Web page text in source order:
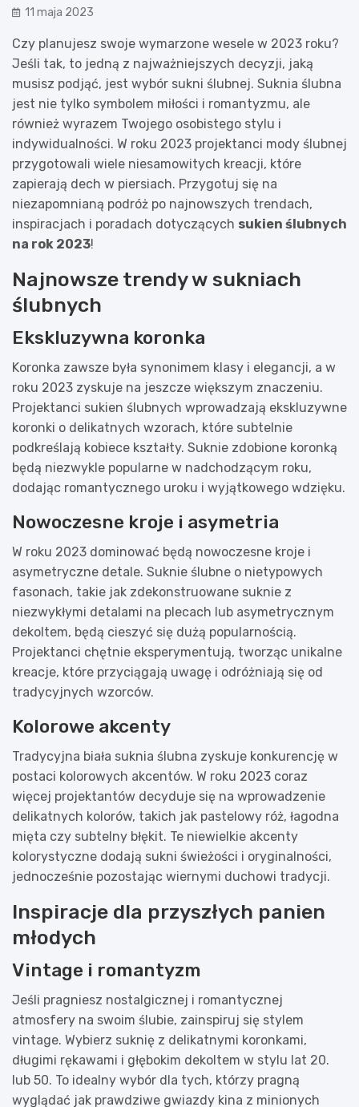
11 maja 2023
Czy planujesz swoje wymarzone wesele w 2023 roku?
Jeśli tak, to jedną z najważniejszych decyzji, jaką
musisz podjąć, jest wybór sukni ślubnej. Suknia ślubna
jest nie tylko symbolem miłości i romantyzmu, ale
również wyrazem Twojego osobistego stylu i
indywidualności. W roku 2023 projektanci mody ślubnej
przygotowali wiele niesamowitych kreacji, które
zapierają dech w piersiach. Przygotuj się na
niezapomnianą podróż po najnowszych trendach,
inspiracjach i poradach dotyczących sukien ślubnych
na rok 2023!
Najnowsze trendy w sukniach
ślubnych
Ekskluzywna koronka
Koronka zawsze była synonimem klasy i elegancji, a w
roku 2023 zyskuje na jeszcze większym znaczeniu.
Projektanci sukien ślubnych wprowadzają ekskluzywne
koronki o delikatnych wzorach, które subtelnie
podkreślają kobiece kształty. Suknie zdobione koronką
będą niezwykle popularne w nadchodzącym roku,
dodając romantycznego uroku i wyjątkowego wdzięku.
Nowoczesne kroje i asymetria
W roku 2023 dominować będą nowoczesne kroje i
asymetryczne detale. Suknie ślubne o nietypowych
fasonach, takie jak zdekonstruowane suknie z
niezwykłymi detalami na plecach lub asymetrycznym
dekoltem, będą cieszyć się dużą popularnością.
Projektanci chętnie eksperymentują, tworząc unikalne
kreacje, które przyciągają uwagę i odróżniają się od
tradycyjnych wzorców.
Kolorowe akcenty
Tradycyjna biała suknia ślubna zyskuje konkurencję w
postaci kolorowych akcentów. W roku 2023 coraz
więcej projektantów decyduje się na wprowadzenie
delikatnych kolorów, takich jak pastelowy róż, łagodna
mięta czy subtelny błękit. Te niewielkie akcenty
kolorystyczne dodają sukni świeżości i oryginalności,
jednocześnie pozostając wiernymi duchowi tradycji.
Inspiracje dla przyszłych panien
młodych
Vintage i romantyzm
Jeśli pragniesz nostalgicznej i romantycznej
atmosfery na swoim ślubie, zainspiruj się stylem
vintage. Wybierz suknię z delikatnymi koronkami,
długimi rękawami i głębokim dekoltem w stylu lat 20.
lub 50. To idealny wybór dla tych, którzy pragną
wyglądać jak prawdziwe gwiazdy kina z minionych